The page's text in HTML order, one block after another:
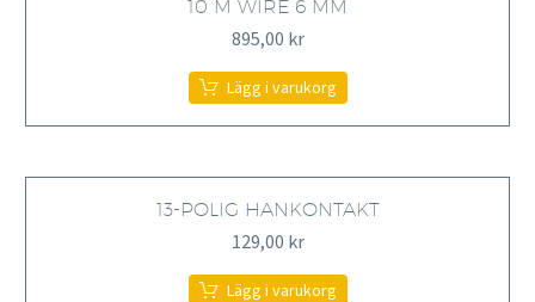
10 M WIRE 6 MM
895,00 kr
Lägg i varukorg
13-POLIG HANKONTAKT
129,00 kr
Lägg i varukorg